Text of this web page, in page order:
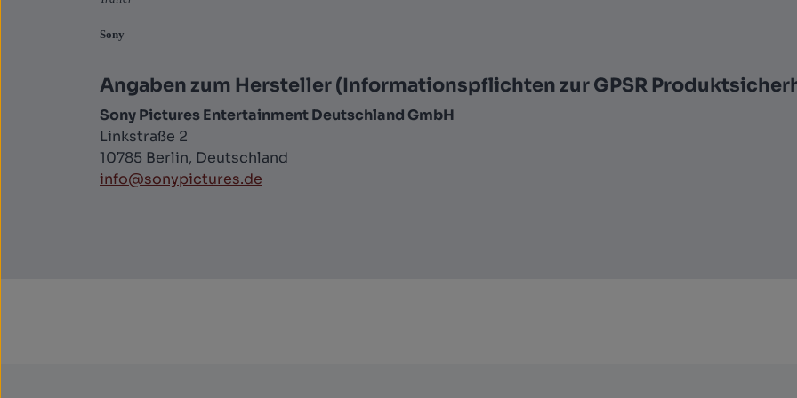
Sony
Angaben zum Hersteller (Informationspflichten zur GPSR
Sony Pictures Entertainment Deutschland GmbH
Linkstraße 2
10785 Berlin, Deutschland
info@sonypictures.de